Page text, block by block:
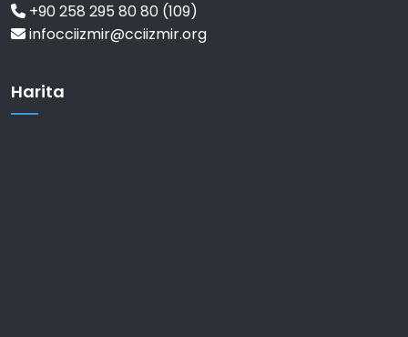
+90 258 295 80 80 (109)
infocciizmir@cciizmir.org
Harita